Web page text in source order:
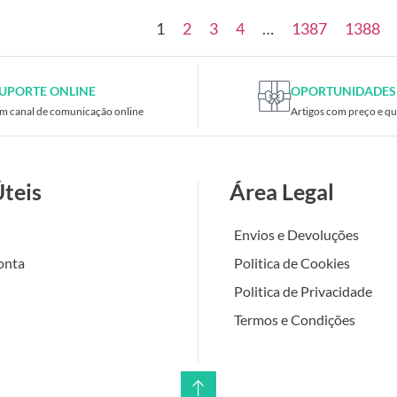
1 2 3 4 … 1387 1388
ONLINE
canal de comunicação online
OPORTUNIDADES
Artigos com preço e
Área Legal
Envios e Devoluções
Politica de Cookies
Politica de Privacidade
Termos e Condições